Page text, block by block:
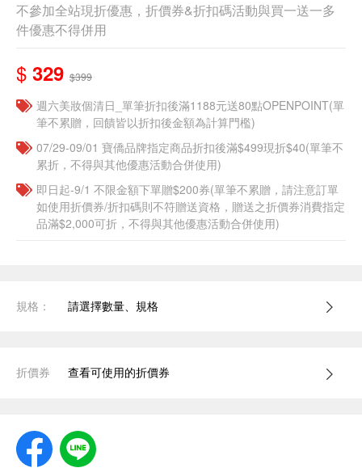
不參加全站現折優惠，折價券&折扣碼活動與買一送一多
件優惠不得併用
$ 329 $399
週六美妝個清日_單筆折扣後滿1188元送80點OPENPOINT(單
筆不累贈，回饋皆以折扣後金額為計算門檻)
07/29-09/01 寶僑品牌指定商品折扣後滿$499現折$40(單筆不
累折，不得與其他優惠活動合併使用)
即日起-9/1 不限金額下單贈$200券(單筆不累贈，請注意訂單
如使用折價券/折扣碼則不符贈送資格，贈送之折價券消費指定
品滿$2,000可折，不得與其他優惠活動合併使用)
規格： 請選擇數量、規格
折價券 查看可使用的折價券